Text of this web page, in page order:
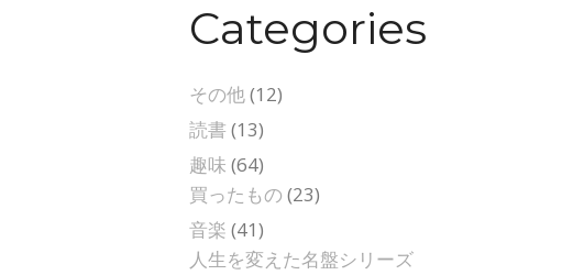
Categories
その他(12)
読書 (13)
趣味 (64)
買ったもの (23)
音楽 (41)
人生を変えた名盤シリーズ